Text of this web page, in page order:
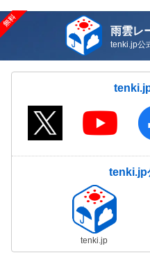
雨雲レ
tenki.jp公
tenki.jp
tenki.jp